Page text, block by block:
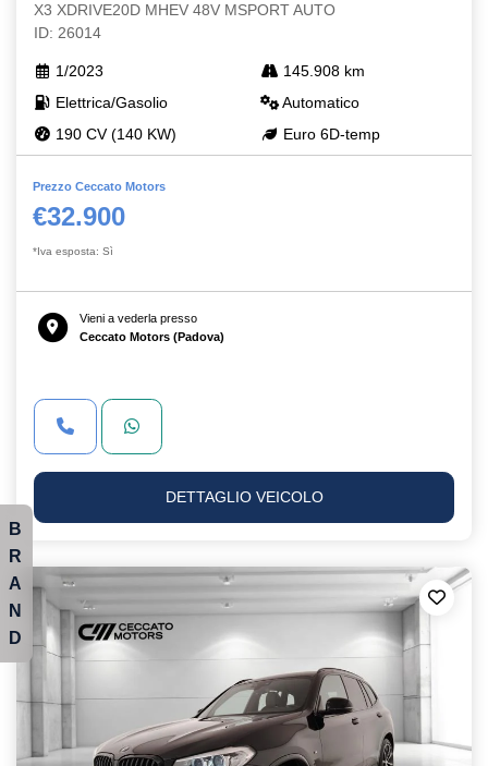
X3 XDRIVE20D MHEV 48V MSPORT AUTO
ID: 26014
1/2023
145.908 km
Elettrica/Gasolio
Automatico
190 CV (140 KW)
Euro 6D-temp
Prezzo Ceccato Motors
€32.900
*Iva esposta: Sì
Vieni a vederla presso
Ceccato Motors (Padova)
DETTAGLIO VEICOLO
B
R
A
N
D